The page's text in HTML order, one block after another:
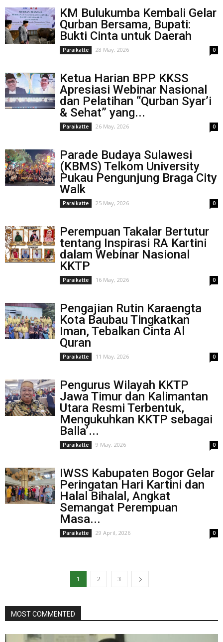
KM Bulukumba Kembali Gelar
Qurban Bersama, Bupati:
Bukti Cinta untuk Daerah
Paraikatte 28 May, 2026 0
Ketua Harian BPP KKSS
Apresiasi Webinar Nasional
dan Pelatihan “Qurban Syar’i
& Sehat” yang...
Paraikatte 26 May, 2026 0
Parade Budaya Sulawesi
(KBMS) Telkom University
Pukau Pengunjung Braga City
Walk
Paraikatte 25 May, 2026 0
Perempuan Takalar Bertutur
tentang Inspirasi RA Kartini
dalam Webinar Nasional
KKTP
Paraikatte 16 May, 2026 0
Pengajian Rutin Karaengta
Kota Baubau Tingkatkan
Iman, Tebalkan Cinta Al
Quran
Paraikatte 11 May, 2026 0
Pengurus Wilayah KKTP
Jawa Timur dan Kalimantan
Utara Resmi Terbentuk,
Mengukuhkan KKTP sebagai
Balla’...
Paraikatte 9 May, 2026 0
IWSS Kabupaten Bogor Gelar
Peringatan Hari Kartini dan
Halal Bihalal, Angkat
Semangat Perempuan
Masa...
Paraikatte 29 April, 2026 0
1 2 3
MOST COMMENTED